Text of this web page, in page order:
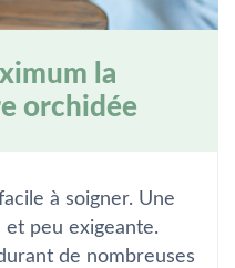
la
orchidée
à soigner. Une
et peu exigeante.
de nombreuses